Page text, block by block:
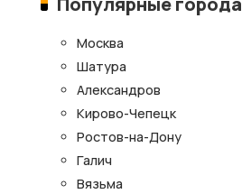
Москва
Шатура
Александров
Кирово-Чепецк
Ростов-на-Дону
Галич
Вязьма